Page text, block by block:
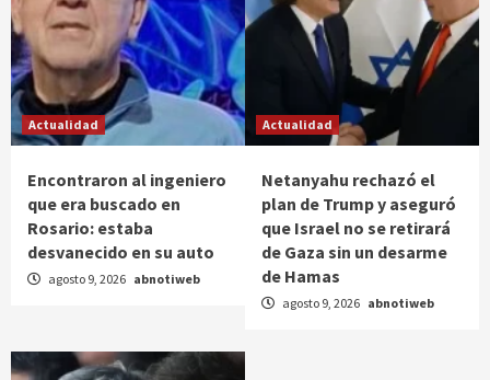
Actualidad
Encontraron al ingeniero
que era buscado en
Rosario: estaba
desvanecido en su auto
agosto 9, 2026 abnotiweb
Actualidad
Netanyahu rechazó el
plan de Trump y aseguró
que Israel no se retirará
de Gaza sin un desarme
de Hamas
agosto 9, 2026 abnotiweb